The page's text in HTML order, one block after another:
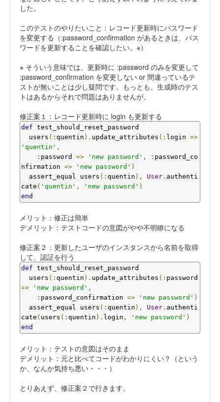
した。
このテストのやりたいこと：レコード更新時にパスワード
を変更する（:password_confirmation があるときは、パス
ワードを更新することを確認したい。※）
※ そういう意味では、更新時に :password のみを変更して
:password_confirmation を変更しない or 間違っているテ
ストが無いことは少し疑問です。もっとも、生成時のテス
トはあるからそれで問題はありませんが。
修正案１：レコード更新時に login も更新する
def test_should_reset_password
  users
(: quentin ). update_attributes (: login =>
'quentin' ,
: password => 'new password' , : password_co
nfirmation => 'new password' )
  assert_equal users
(: quentin ), User . authenti
cate ( 'quentin' , 'new password' )
end
メリット：修正は簡単
デメリット：テストコードの意図がやや不明瞭になる
修正案２：更新したユーザのインスタンスから名前を取得
して、認証を行う
def test_should_reset_password
  users
(: quentin ). update_attributes (:
=>
'new password' ,
: password_confirmation => 'new password' )
  assert_equal users
(: quentin ), User . authenti
cate ( users (: quentin ). login , 'new password' )
end
メリット：テストの意図はそのまま
デメリット：元と比べてコードがわかりにくい？（という
か、なんか気持ち悪い・・・）
とりあえず、修正案２で行きます。